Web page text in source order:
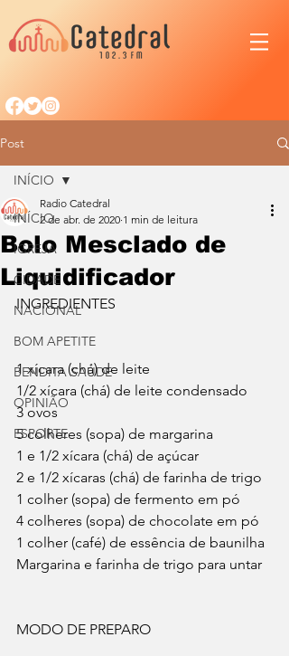
Post
INÍCIO
IGREJA
CIDADE
NACIONAL
BOM APETITE
BENDITA SAÚDE
OPINIÃO
ESPORTE
INÍCIO
Bolo Mesclado de
Liquidificador
Radio Catedral
2 de abr. de 2020 1 min de leitura
INGREDIENTES
1 xícara (chá) de leite
1/2 xícara (chá) de leite condensado
3 ovos
5 colheres (sopa) de margarina
1 e 1/2 xícara (chá) de açúcar
2 e 1/2 xícaras (chá) de farinha de trigo
1 colher (sopa) de fermento em pó
4 colheres (sopa) de chocolate em pó
1 colher (café) de essência de baunilha
Margarina e farinha de trigo para untar
MODO DE PREPARO